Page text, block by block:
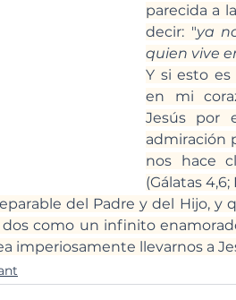
parecida a
decir: "ya
quien vive
Y si esto
en mi
Jesús por
admiración
nos hace
(Gálatas 4,6;
del Padre y del Hijo, y
como un infinito
imperiosamente llevarnos a